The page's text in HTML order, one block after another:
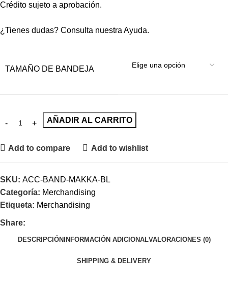
Crédito sujeto a aprobación.
¿Tienes dudas? Consulta nuestraAyuda.
TAMAÑO DE BANDEJA
AÑADIR AL CARRITO
Add to compare Add to wishlist
SKU: ACC-BAND-MAKKA-BL
Categoría: Merchandising
Etiqueta: Merchandising
Share:
DESCRIPCIÓN INFORMACIÓN ADICIONALVALORACIONES (0)
SHIPPING & DELIVERY